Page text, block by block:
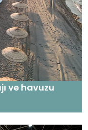
ve havuzu